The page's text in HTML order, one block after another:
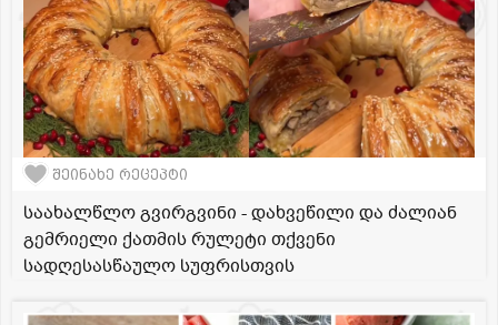
შეინახე რეცეპტი
საახალწლო გვირგვინი - დახვეწილი და ძალიან
გემრიელი ქათმის რულეტი თქვენი
სადღესასწაულო სუფრისთვის